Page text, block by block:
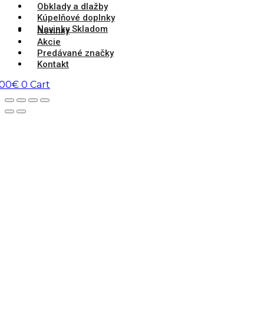
Obklady a dlažby
Kúpelňové doplnky
Novinky Skladom
Novinky
Akcie
Predávané značky
Kontakt
€ 0 Cart